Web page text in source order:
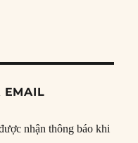
EMAIL
nhận thông báo khi